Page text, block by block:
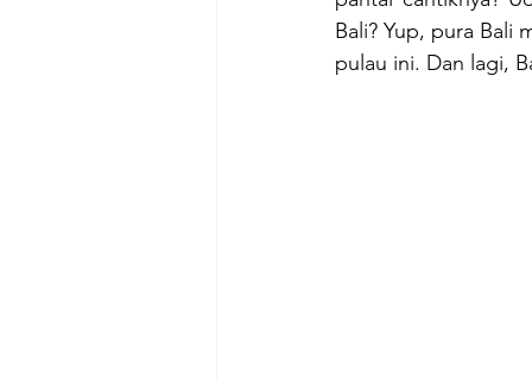
Bali? Yup, pura Bali
pulau ini. Dan lagi,